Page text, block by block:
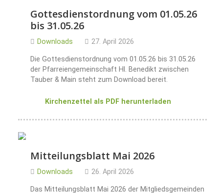
Gottesdienstordnung vom 01.05.26
bis 31.05.26
Downloads 27. April 2026
Die Gottesdienstordnung vom 01.05.26 bis 31.05.26
der Pfarreiengemeinschaft Hl. Benedikt zwischen
Tauber & Main steht zum Download bereit.
Kirchenzettel als PDF herunterladen
Mitteilungsblatt Mai 2026
Downloads 26. April 2026
Das Mitteilungsblatt Mai 2026 der Mitgliedsgemeinden